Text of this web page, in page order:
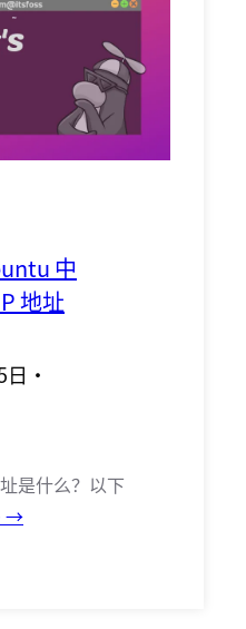
中
地址
日 ·
是什么？以下
→